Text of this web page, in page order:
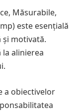
Măsurabile,
este esențială
motivată.
alinierea
a obiectivelor